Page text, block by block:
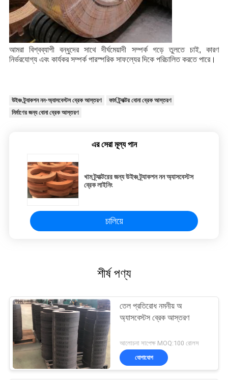
আমরা বিশ্বব্যাপী বন্ধুদের সাথে দীর্ঘমেয়াদী সম্পর্ক গড়ে তুলতে চাই, কারণ
নির্ভরযোগ্য এবং কার্যকর সম্পর্ক পারস্পরিক সাফল্যের দিকে পরিচালিত করতে পারে।
উইঞ্চ ট্র্যাকশন নন-অ্যাসবেস্টস ব্রেক আস্তরণ
ফার্ম ট্র্যাক্টর বোনা ব্রেক আস্তরণ
নির্মাণের জন্য বোনা ব্রেক আস্তরণ
এর সেরা মূল্য পান
খাম ট্র্যাক্টরের জন্য উইঞ্চ ট্র্যাকশন নন অ্যাসবেস্টস
ব্রেক লাইনিং
চালিয়ে
শীর্ষ পণ্য
তেল প্রতিরোধ নমনীয় অ
অ্যাসবেস্টস ব্রেক আস্তরণ
আলোচনা সাপেক্ষ MOQ:100 রোলস
যোগাযোগ